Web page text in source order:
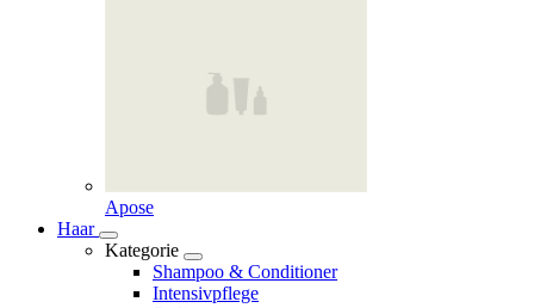
Apose
Haar
Kategorie
Shampoo & Conditioner
Intensivpflege